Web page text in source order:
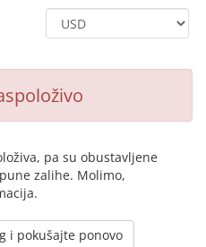
pa su obustavljene
zalihe. Molimo,
i pokušajte ponovo